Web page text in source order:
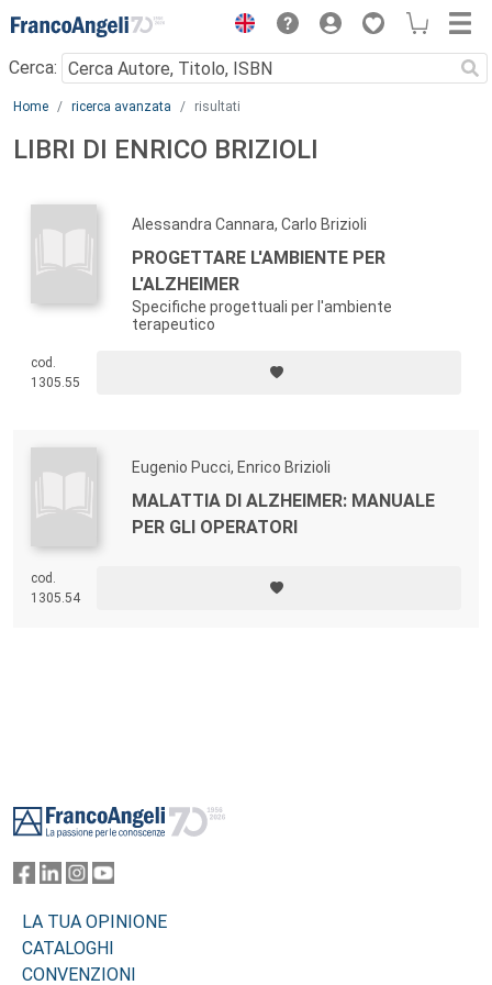
Menu
Cerca:
Main content
Home ricerca avanzata risultati
LIBRI DI ENRICO BRIZIOLI
Alessandra Cannara, Carlo Brizioli
PROGETTARE L'AMBIENTE PER
L'ALZHEIMER
Specifiche progettuali per l'ambiente
terapeutico
cod.
1305.55
Eugenio Pucci, Enrico Brizioli
MALATTIA DI ALZHEIMER: MANUALE
PER GLI OPERATORI
cod.
1305.54
LA TUA OPINIONE
CATALOGHI
CONVENZIONI